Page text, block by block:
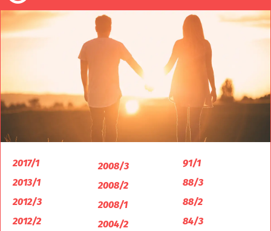
2017/1
2013/1
2012/3
2012/2
2008/3
2008/2
2008/1
2004/2
91/1
88/3
88/2
84/3